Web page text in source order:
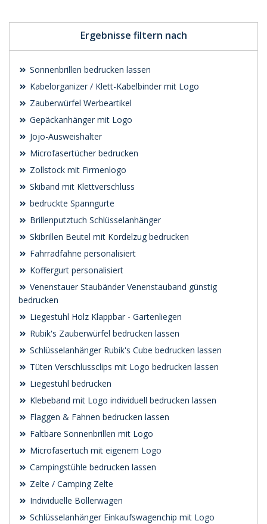
Ergebnisse filtern nach
Sonnenbrillen bedrucken lassen
Kabelorganizer / Klett-Kabelbinder mit Logo
Zauberwürfel Werbeartikel
Gepäckanhänger mit Logo
Jojo-Ausweishalter
Microfasertücher bedrucken
Zollstock mit Firmenlogo
Skiband mit Klettverschluss
bedruckte Spanngurte
Brillenputztuch Schlüsselanhänger
Skibrillen Beutel mit Kordelzug bedrucken
Fahrradfahne personalisiert
Koffergurt personalisiert
Venenstauer Staubänder Venenstauband günstig
bedrucken
Liegestuhl Holz Klappbar - Gartenliegen
Rubik's Zauberwürfel bedrucken lassen
Schlüsselanhänger Rubik's Cube bedrucken lassen
Tüten Verschlussclips mit Logo bedrucken lassen
Liegestuhl bedrucken
Klebeband mit Logo individuell bedrucken lassen
Flaggen & Fahnen bedrucken lassen
Faltbare Sonnenbrillen mit Logo
Microfasertuch mit eigenem Logo
Campingstühle bedrucken lassen
Zelte / Camping Zelte
Individuelle Bollerwagen
Schlüsselanhänger Einkaufswagenchip mit Logo